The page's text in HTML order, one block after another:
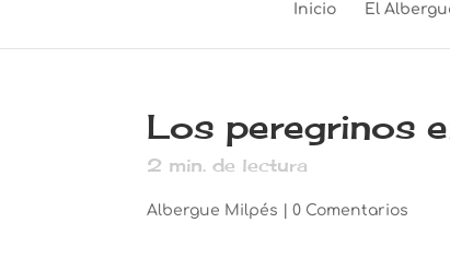
Inicio El
Los peregrinos
2 min. de lectura
Albergue Milpés |0 Comentarios